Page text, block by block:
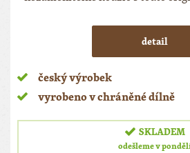
detail
český výrobek
vyrobeno v chráněné dílně
SKLADEM
odešleme v